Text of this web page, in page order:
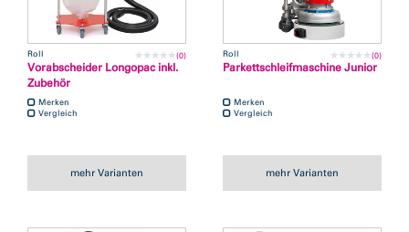
Roll (0)
Vorabscheider Longopac inkl.
Zubehör
Merken
Vergleich
mehr Varianten
Roll (0)
Parkettschleifmaschine Junior
Merken
Vergleich
mehr Varianten